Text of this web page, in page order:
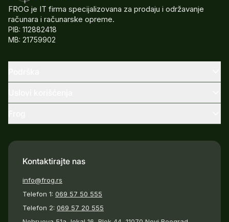
FROG je IT firma specijalizovana za prodaju i održavanje
računara i računarske opreme.
PIB: 112882418
MB: 21759902
Kontaktirajte nas
info@frog.rs
Telefon 1: 069 57 50 555
Telefon 2: 069 57 20 555